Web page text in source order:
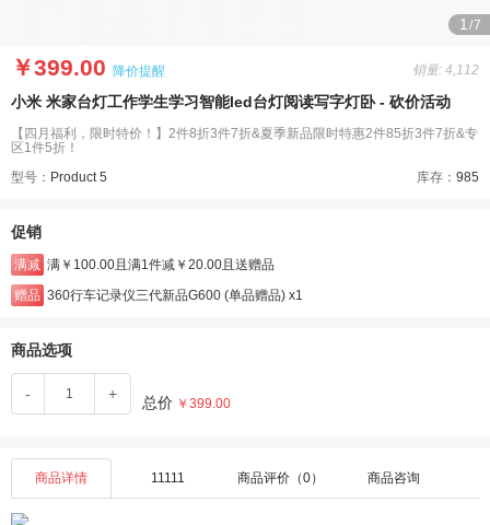
1 /7
￥399.00 降价提醒 销量: 4,112
小米 米家台灯工作学生学习智能led台灯阅读写字灯卧 - 砍价活动
【四月福利，限时特价！】2件8折3件7折&夏季新品限时特惠2件85折3件7折&专
区1件5折！
型号： Product 5 库存： 985
促销
满减 满￥100.00且满1件减￥20.00且送赠品
赠品 360行车记录仪三代新品G600 (单品赠品) x1
商品选项
- + 总价 ￥399.00
商品详情 11111 商品评价（0） 商品咨询